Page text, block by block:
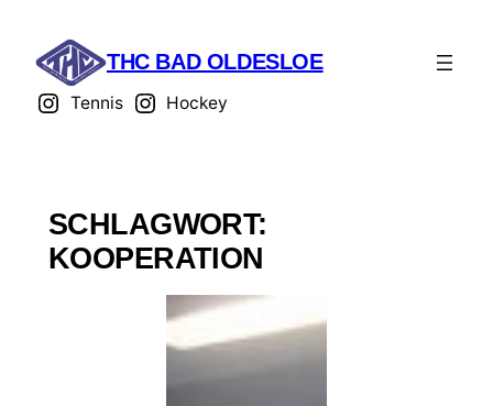
THC BAD OLDESLOE
Tennis Hockey
SCHLAGWORT:
KOOPERATION